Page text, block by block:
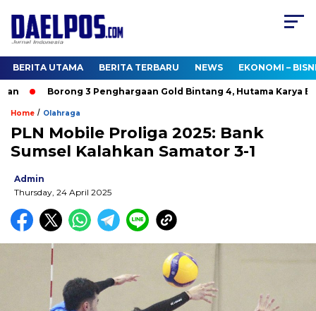
BERITA UTAMA BERITA TERBARU NEWS EKONOMI –
Borong 3 Penghargaan Gold Bintang 4, Hutama Karya
Home / Olahraga
PLN Mobile Proliga 2025: Bank
Sumsel Kalahkan Samator 3-1
Admin
Thursday, 24 April 2025